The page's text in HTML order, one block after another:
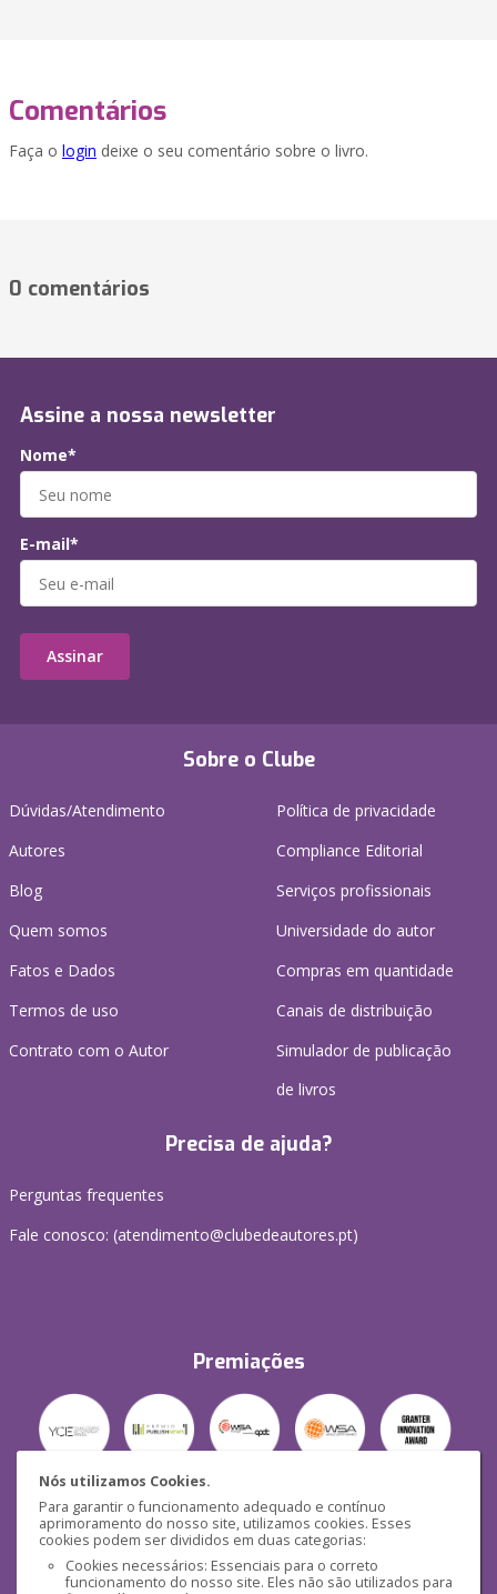
Nós utilizamos Cookies.
Para garantir o funcionamento adequado e contínuo
aprimoramento do nosso site, utilizamos cookies. Esses
cookies podem ser divididos em duas categorias:
Cookies necessários: Essenciais para o correto
funcionamento do nosso site. Eles não são utilizados para
Comentários
Faça o login deixe o seu comentário sobre o livro.
0 comentários
Sobre o Clube
Dúvidas/Atendimento
Autores
Blog
Quem somos
Fatos e Dados
Termos de uso
Contrato com o Autor
Política de privacidade
Compliance Editorial
Serviços profissionais
Universidade do autor
Compras em quantidade
Canais de distribuição
Simulador de publicação
de livros
Precisa de ajuda?
Perguntas frequentes
Fale conosco: (atendimento@clubedeautores.pt)
Premiações
Segurança
Assine a nossa newsletter
Nome*
E-mail*
Assinar